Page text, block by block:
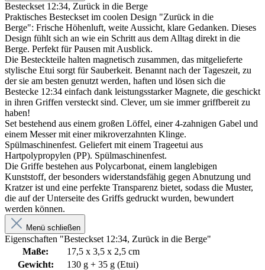
Besteckset 12:34, Zurück in die Berge
Praktisches Besteckset im coolen Design "Zurück in die
Berge": Frische Höhenluft, weite Aussicht, klare Gedanken. Dieses
Design fühlt sich an wie ein Schritt aus dem Alltag direkt in die
Berge. Perfekt für Pausen mit Ausblick.
Die Besteckteile halten magnetisch zusammen, das mitgelieferte
stylische Etui sorgt für Sauberkeit. Benannt nach der Tageszeit, zu
der sie am besten genutzt werden, haften und lösen sich die
Bestecke 12:34 einfach dank leistungsstarker Magnete, die geschickt
in ihren Griffen versteckt sind. Clever, um sie immer griffbereit zu
haben!
Set bestehend aus einem großen Löffel, einer 4-zahnigen Gabel und
einem Messer mit einer mikroverzahnten Klinge.
Spülmaschinenfest. Geliefert mit einem Trageetui aus
Hartpolypropylen (PP). Spülmaschinenfest.
Die Griffe bestehen aus Polycarbonat, einem langlebigen
Kunststoff, der besonders widerstandsfähig gegen Abnutzung und
Kratzer ist und eine perfekte Transparenz bietet, sodass die Muster,
die auf der Unterseite des Griffs gedruckt wurden, bewundert
werden können.
Menü schließen
Eigenschaften "Besteckset 12:34, Zurück in die Berge"
Maße:
17,5 x 3,5 x 2,5 cm
Gewicht:
130 g + 35 g (Etui)